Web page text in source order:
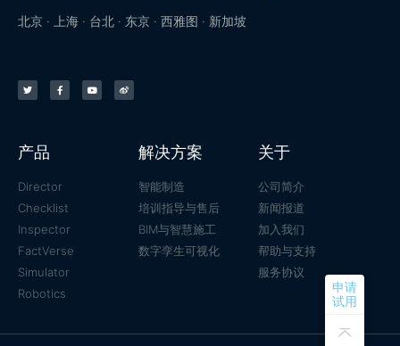
申请
试用
北京 · 上海 · 台北 · 东京 · 西雅图 · 新加坡
产品
Director
Checklist
Inspector
FactVerse
Simulator
Robotics
解决方案
智能制造
培训指导与售后
BIM与智慧施工
数字孪生可视化
关于
公司简介
新闻报道
加入我们
帮助与支持
服务协议